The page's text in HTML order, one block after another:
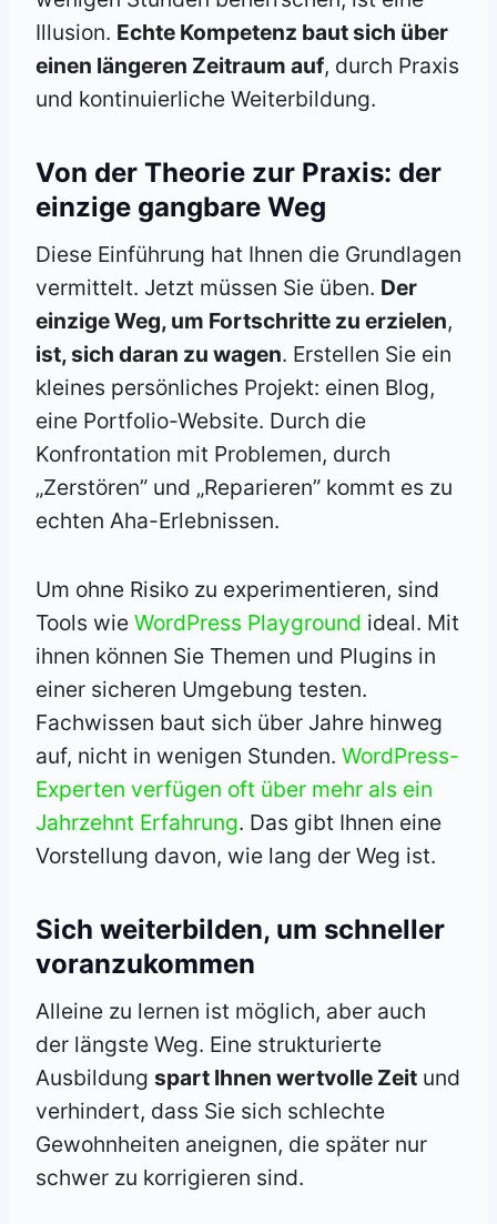
Illusion. Echte Kompetenz baut sich über
einen längeren Zeitraum auf, durch Praxis
und kontinuierliche Weiterbildung.
Von der Theorie zur Praxis: der
einzige gangbare Weg
Diese Einführung hat Ihnen die Grundlagen
vermittelt. Jetzt müssen Sie üben. Der
einzige Weg, um Fortschritte zu erzielen,
ist, sich daran zu wagen. Erstellen Sie ein
kleines persönliches Projekt: einen Blog,
eine Portfolio-Website. Durch die
Konfrontation mit Problemen, durch
„Zerstören” und „Reparieren” kommt es zu
echten Aha-Erlebnissen.
Um ohne Risiko zu experimentieren, sind
Tools wie WordPress Playground ideal. Mit
ihnen können Sie Themen und Plugins in
einer sicheren Umgebung testen.
Fachwissen baut sich über Jahre hinweg
auf, nicht in wenigen Stunden. WordPress-
Experten verfügen oft über mehr als ein
Jahrzehnt Erfahrung. Das gibt Ihnen eine
Vorstellung davon, wie lang der Weg ist.
Sich weiterbilden, um schneller
voranzukommen
Alleine zu lernen ist möglich, aber auch
der längste Weg. Eine strukturierte
Ausbildung spart Ihnen wertvolle Zeit und
verhindert, dass Sie sich schlechte
Gewohnheiten aneignen, die später nur
schwer zu korrigieren sind.